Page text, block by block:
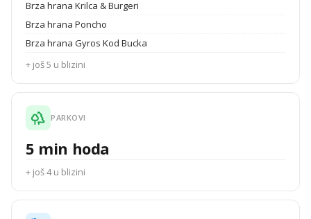
Brza hrana Krilca & Burgeri
Brza hrana Poncho
Brza hrana Gyros Kod Bucka
+ još 5 u blizini
PARKOVI
5 min hoda
+ još 4 u blizini